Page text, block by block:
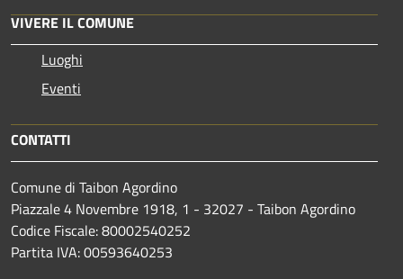
VIVERE IL COMUNE
Luoghi
Eventi
CONTATTI
Comune di Taibon Agordino
Piazzale 4 Novembre 1918, 1 - 32027 - Taibon Agordino
Codice Fiscale: 80002540252
Partita IVA: 00593640253